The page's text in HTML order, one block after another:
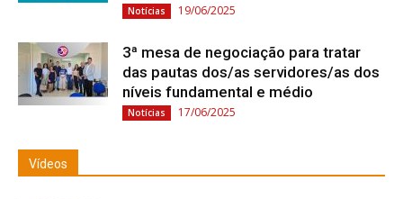
Notícias 19/06/2025
3ª mesa de negociação para tratar
das pautas dos/as servidores/as dos
níveis fundamental e médio
Notícias 17/06/2025
Vídeos